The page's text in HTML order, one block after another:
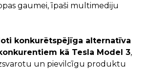
gaumei, īpaši multimediju
konkurētspējīga alternatīva
kā Tesla Model 3,
un pievilcīgu produktu